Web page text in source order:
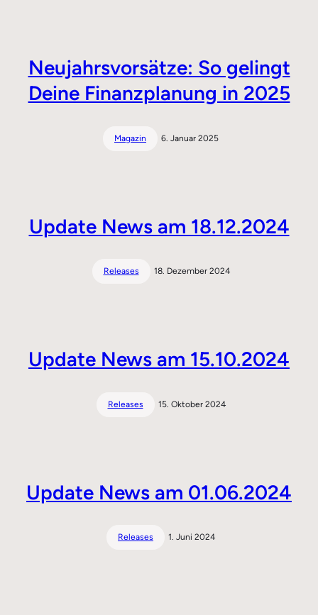
Neujahrsvorsätze: So gelingt
Deine Finanzplanung in 2025
Magazin 6. Januar 2025
Update News am 18.12.2024
Releases 18. Dezember 2024
Update News am 15.10.2024
Releases 15. Oktober 2024
Update News am 01.06.2024
Releases 1. Juni 2024